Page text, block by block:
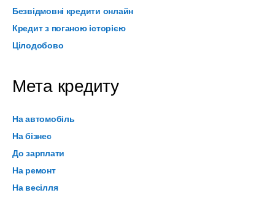
Безвідмовні кредити онлайн
Кредит з поганою історією
Цілодобово
Мета кредиту
На автомобіль
На бізнес
До зарплати
На ремонт
На весілля